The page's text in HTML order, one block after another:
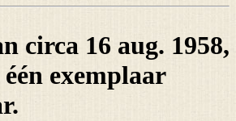
circa 16 aug. 1958,
één exemplaar